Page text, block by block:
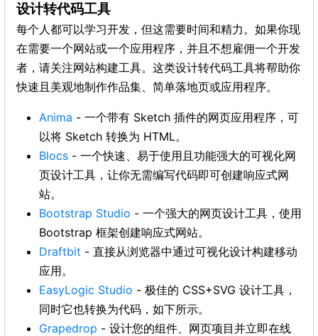
设计转代码工具
每个人都可以学习开发，但这需要时间和精力。如果你现
在需要一个网站或一个应用程序，并且不想雇佣一个开发
者，请关注网站构建工具。这类设计转代码工具将帮助你
快速且美观地制作作品集、简单落地页或应用程序。
Anima - 一个带有 Sketch 插件的网页应用程序，可
以将 Sketch 转换为 HTML。
Blocs - 一个快速、易于使用且功能强大的可视化网
页设计工具，让你无需编写代码即可创建响应式网
站。
Bootstrap Studio - 一个强大的网页设计工具，使用
Bootstrap 框架创建响应式网站。
Draftbit - 直接从浏览器中通过可视化设计构建移动
应用。
EasyLogic Studio - 极佳的 CSS+SVG 设计工具，
同时它也转换为代码，如下所示。
Grapedrop - 设计您的组件、网页项目并立即在线